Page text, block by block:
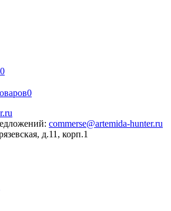
0
0
commerse@artemida-hunter.ru
д.11, корп.1